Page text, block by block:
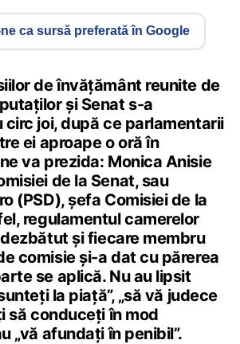
ca sursă preferată în Google
de învățământ reunite de
și Senat s-a
joi, după ce parlamentarii
ei aproape o oră în
va prezida: Monica Anisie
de la Senat, sau
(PSD), șefa Comisiei de la
regulamentul camerelor
și fiecare membru
comisie și-a dat cu părerea
se aplică. Nu au lipsit
la piață”, „să vă judece
să conduceți în mod
„vă afundați în penibil”.